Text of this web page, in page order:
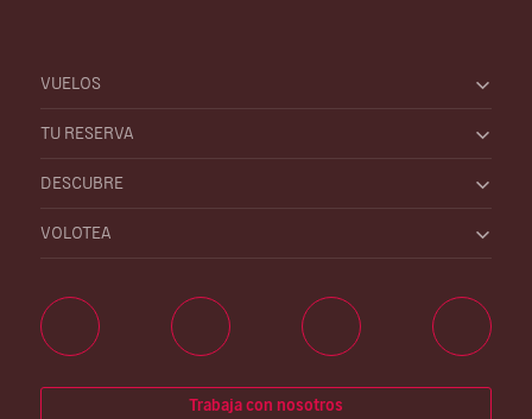
VUELOS
TU RESERVA
DESCUBRE
VOLOTEA
Trabaja con nosotros